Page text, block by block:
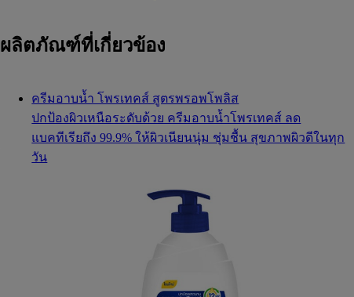
ผลิตภัณฑ์ที่เกี่ยวข้อง
ครีมอาบน้ำ โพรเทคส์ สูตรพรอพโพลิส
ปกป้องผิวเหนือระดับด้วย ครีมอาบน้ำโพรเทคส์ ลด
แบคทีเรียถึง 99.9% ให้ผิวเนียนนุ่ม ชุ่มชื้น สุขภาพผิวดีในทุก
วัน